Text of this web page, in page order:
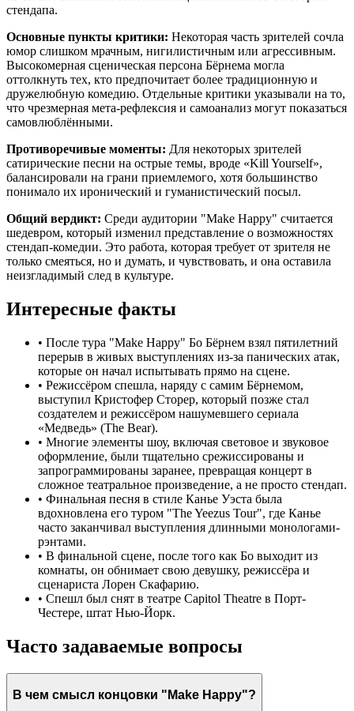
стендапа.
Основные пункты критики: Некоторая часть зрителей сочла
юмор слишком мрачным, нигилистичным или агрессивным.
Высокомерная сценическая персона Бёрнема могла
оттолкнуть тех, кто предпочитает более традиционную и
дружелюбную комедию. Отдельные критики указывали на то,
что чрезмерная мета-рефлексия и самоанализ могут показаться
самовлюблёнными.
Противоречивые моменты: Для некоторых зрителей
сатирические песни на острые темы, вроде «Kill Yourself»,
балансировали на грани приемлемого, хотя большинство
понимало их иронический и гуманистический посыл.
Общий вердикт: Среди аудитории "Make Happy" считается
шедевром, который изменил представление о возможностях
стендап-комедии. Это работа, которая требует от зрителя не
только смеяться, но и думать, и чувствовать, и она оставила
неизгладимый след в культуре.
Интересные факты
• После тура "Make Happy" Бо Бёрнем взял пятилетний
перерыв в живых выступлениях из-за панических атак,
которые он начал испытывать прямо на сцене.
• Режиссёром спешла, наряду с самим Бёрнемом,
выступил Кристофер Сторер, который позже стал
создателем и режиссёром нашумевшего сериала
«Медведь» (The Bear).
• Многие элементы шоу, включая световое и звуковое
оформление, были тщательно срежиссированы и
запрограммированы заранее, превращая концерт в
сложное театральное произведение, а не просто стендап.
• Финальная песня в стиле Канье Уэста была
вдохновлена его туром "The Yeezus Tour", где Канье
часто заканчивал выступления длинными монологами-
рэнтами.
• В финальной сцене, после того как Бо выходит из
комнаты, он обнимает свою девушку, режиссёра и
сценариста Лорен Скафарию.
• Спешл был снят в театре Capitol Theatre в Порт-
Честере, штат Нью-Йорк.
Часто задаваемые вопросы
В чем смысл концовки "Make Happy"?